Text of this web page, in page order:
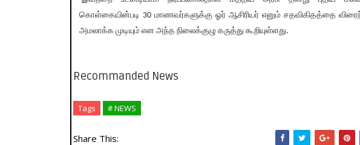
கொள்கையின்படி 30 மாணவர்களுக்கு ஓர் ஆசிரியர் எனும் சதவிகிதத்தை
அமலாக்க முடியும் என அந்த நிலைக்குழு கருத்து கூறியுள்ளது.
Recommanded News
Tags # NEWS
Share This: